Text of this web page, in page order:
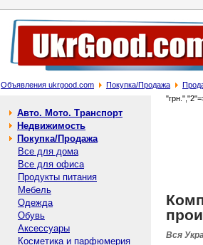
Объявления ukrgood.com Покупка/Продажа
Авто. Мото. Транспорт
Недвижимость
Покупка/Продажа
Все для дома
Все для офиса
Продукты питания
Мебель
Одежда
Обувь
Аксессуары
Косметика и парфюмерия
Вся